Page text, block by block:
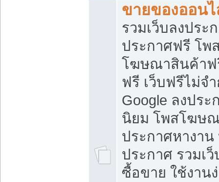
ขายของออน
รวมเว็บลงประ
ประกาศฟรี โพ
โฆษณาสินค้าฟ
ฟรี เว็บฟรีไม่จ
Google ลงปร
นิยม โพสโฆษ
ประกาศหางาน
ประกาศ รวมเ
ซื้อขาย ใช้งาน